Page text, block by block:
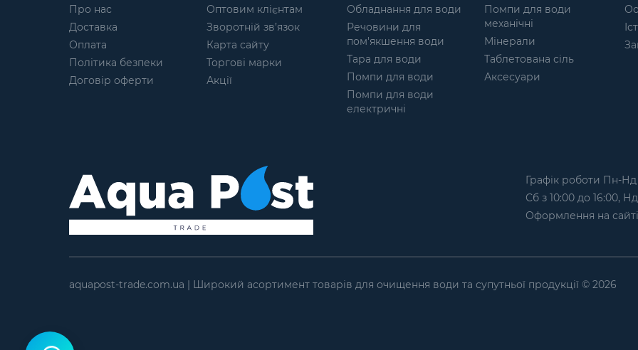
Про нас
Доставка
Оплата
Політика безпеки
Договір оферти
Оптовим клієнтам
Зворотній зв’язок
Карта сайту
Торгові марки
Акції
Обладнання для води
Речовини для
пом'якшення води
Тара для води
Помпи для води
Помпи для води
електричні
Помпи для води
механічні
Мінерали
Таблетована сіль
Аксесуари
Графік роботи Пн-Нд
Сб з 10:00 до 16:00,
Оформлення на
aquapost-trade.com.ua | Широкий асортимент товарів для очищення води та супутньої продукції © 2026